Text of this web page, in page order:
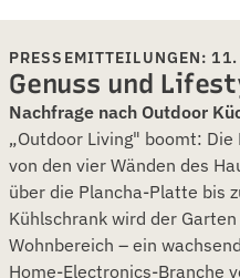
PRESSEMITTEILUNGEN:
Genuss und
Nachfrage nach Outdoor
„Outdoor Living" boomt:
von den vier Wänden des
über die Plancha-Platte bis
Kühlschrank wird der
Wohnbereich – ein
Home-Electronics-Branche